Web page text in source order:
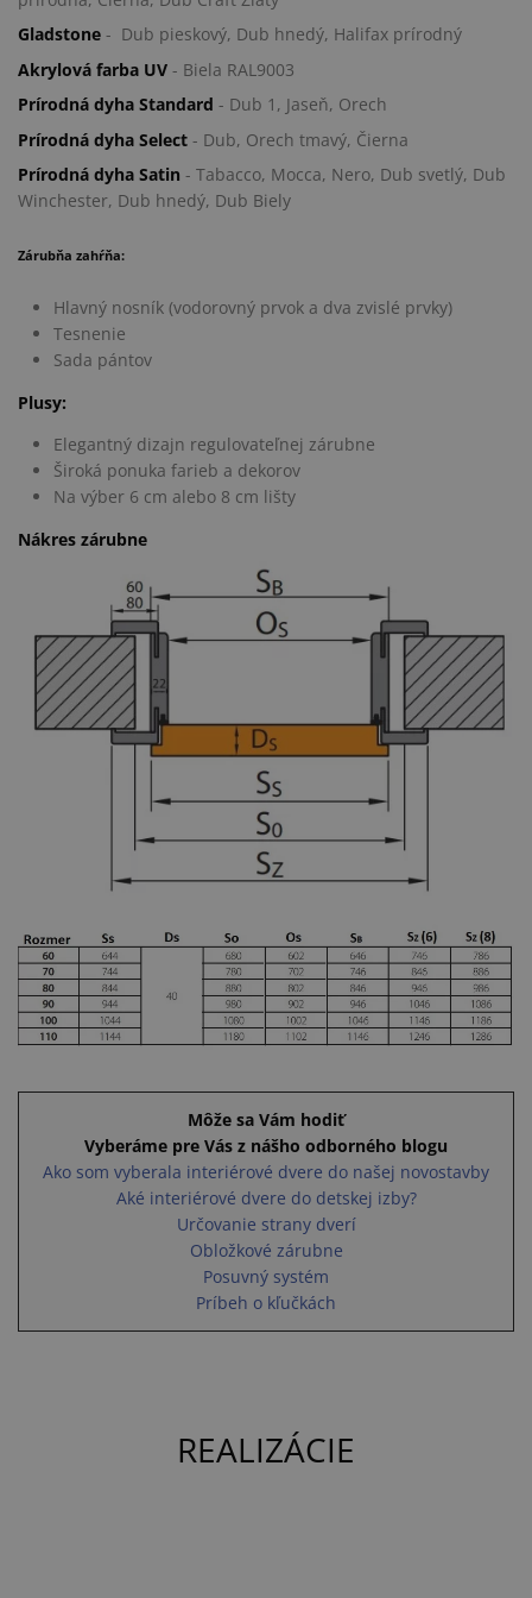
Gladstone - Dub pieskový, Dub hnedý, Halifax prírodný
Akrylová farba UV - Biela RAL9003
Prírodná dyha Standard - Dub 1, Jaseň, Orech
Prírodná dyha Select - Dub, Orech tmavý, Čierna
Prírodná dyha Satin - Tabacco, Mocca, Nero, Dub svetlý, Dub
Winchester, Dub hnedý, Dub Biely
Zárubňa zahŕňa:
Hlavný nosník (vodorovný prvok a dva zvislé prvky)
Tesnenie
Sada pántov
Plusy:
Elegantný dizajn regulovateľnej zárubne
Široká ponuka farieb a dekorov
Na výber 6 cm alebo 8 cm lišty
Nákres zárubne
Môže sa Vám hodiť
Vyberáme pre Vás z nášho odborného blogu
Ako som vyberala interiérové dvere do našej novostavby
Aké interiérové dvere do detskej izby?
Určovanie strany dverí
Obložkové zárubne
Posuvný systém
Príbeh o kľučkách
REALIZÁCIE